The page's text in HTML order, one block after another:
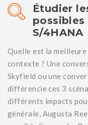
Étudier
possibles
S/4HANA
Quelle est la
contexte ? Une
Skyfield ou une
différencie ces 3
différents impacts
générale, Augusta